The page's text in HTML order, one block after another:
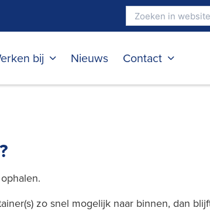
bij Nieuws Contact
zo snel mogelijk naar binnen, dan